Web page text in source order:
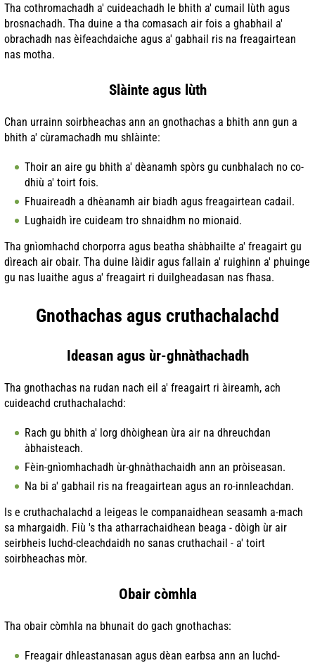
Tha cothromachadh a' cuideachadh le bhith a' cumail lùth agus
brosnachadh. Tha duine a tha comasach air fois a ghabhail a'
obrachadh nas èifeachdaiche agus a' gabhail ris na freagairtean
nas motha.
Slàinte agus lùth
Chan urrainn soirbheachas ann an gnothachas a bhith ann gun a
bhith a' cùramachadh mu shlàinte:
Thoir an aire gu bhith a' dèanamh spòrs gu cunbhalach no co-
dhiù a' toirt fois.
Fhuaireadh a dhèanamh air biadh agus freagairtean cadail.
Lughaidh ìre cuideam tro shnaidhm no mionaid.
Tha gnìomhachd chorporra agus beatha shàbhailte a' freagairt gu
dìreach air obair. Tha duine làidir agus fallain a' ruighinn a' phuinge
gu nas luaithe agus a' freagairt ri duilgheadasan nas fhasa.
Gnothachas agus cruthachalachd
Ideasan agus ùr-ghnàthachadh
Tha gnothachas na rudan nach eil a' freagairt ri àireamh, ach
cuideachd cruthachalachd:
Rach gu bhith a' lorg dhòighean ùra air na dhreuchdan
àbhaisteach.
Fèin-gnìomhachadh ùr-ghnàthachaidh ann an pròiseasan.
Na bi a' gabhail ris na freagairtean agus an ro-innleachdan.
Is e cruthachalachd a leigeas le companaidhean seasamh a-mach
sa mhargaidh. Fiù 's tha atharrachaidhean beaga - dòigh ùr air
seirbheis luchd-cleachdaidh no sanas cruthachail - a' toirt
soirbheachas mòr.
Obair còmhla
Tha obair còmhla na bhunait do gach gnothachas:
Freagair dhleastanasan agus dèan earbsa ann an luchd-